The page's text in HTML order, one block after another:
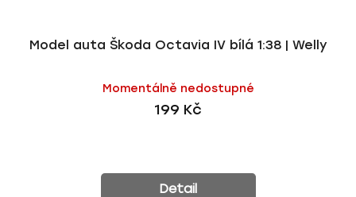
Model auta Škoda Octavia IV bílá 1:38 | Welly
Momentálně nedostupné
199 Kč
Detail